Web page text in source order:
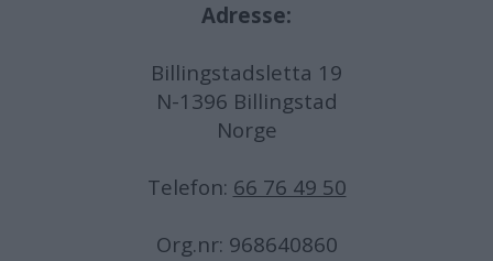
Adresse:
Billingstadsletta 19
N-1396 Billingstad
Norge
Telefon: 66 76 49 50
Org.nr: 968640860